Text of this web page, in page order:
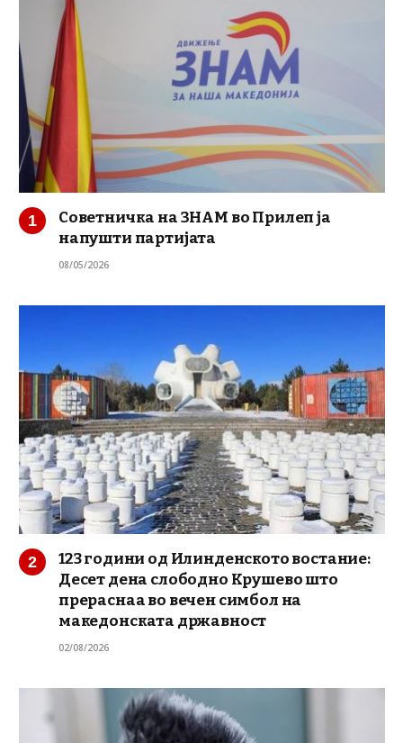
Советничка на ЗНАМ во Прилеп ја
напушти партијата
08/05/2026
123 години од Илинденското востание:
Десет дена слободно Крушево што
прераснаа во вечен симбол на
македонската државност
02/08/2026